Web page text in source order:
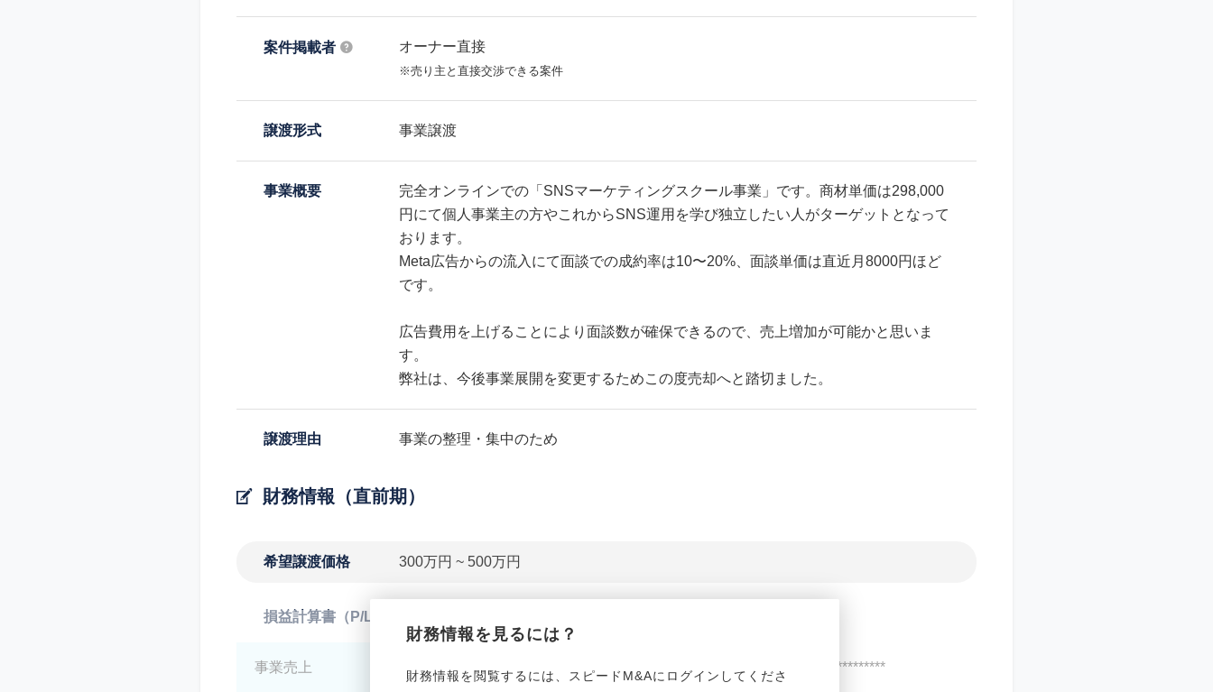
案件掲載者 オーナー直接
※売り主と直接交渉できる案件
譲渡形式 事業譲渡
事業概要
完全オンラインでの「SNSマーケティングスクール事業」です。商材単価は298,000
円にて個人事業主の方やこれからSNS運用を学び独立したい人がターゲットとなって
おります。
Meta広告からの流入にて面談での成約率は10〜20%、面談単価は直近月8000円ほど
です。
広告費用を上げることにより面談数が確保できるので、売上増加が可能かと思いま
す。
弊社は、今後事業展開を変更するためこの度売却へと踏切ました。
譲渡理由 事業の整理・集中のため
財務情報（直前期）
希望譲渡価格 300万円 ~ 500万円
財務情報を見るには？
財務情報を閲覧するには、スピードM&Aにログインしてくださ
損益計算書（P/L）
事業売上 ******************** 事業資産 ********************